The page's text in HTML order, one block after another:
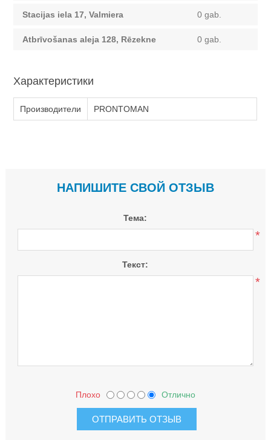
Stacijas iela 17, Valmiera 0 gab.
Atbrīvošanas aleja 128, Rēzekne 0 gab.
Характеристики
Производители PRONTOMAN
НАПИШИТЕ СВОЙ ОТЗЫВ
Тема:
*
Текст:
*
Плохо Отлично